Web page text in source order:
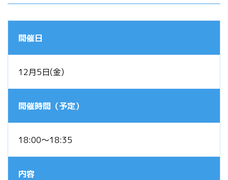
開催日
12月5日(金)
開催時間（予定）
18:00～18:35
内容